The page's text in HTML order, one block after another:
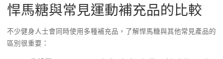
悍馬糖與常見運動補充品的比較
不少健身人士會同時使用多種補充品，了解悍馬糖與其他常見產品的
區別很重要：